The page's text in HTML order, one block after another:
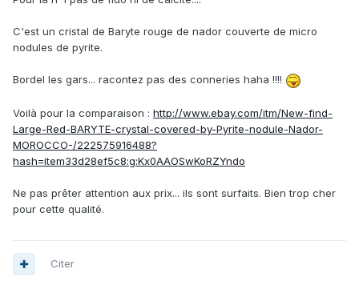
C'est un cristal de Baryte rouge de nador couverte de micro
nodules de pyrite.
Bordel les gars... racontez pas des conneries haha !!!!
Voilà pour la comparaison : http://www.ebay.com/itm/New-find-
Large-Red-BARYTE-crystal-covered-by-Pyrite-nodule-Nador-
MOROCCO-/222575916488?
hash=item33d28ef5c8:g:Kx0AAOSwKoRZYndo
Ne pas prêter attention aux prix... ils sont surfaits. Bien trop cher
pour cette qualité.
Citer